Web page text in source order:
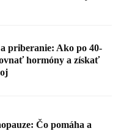
priberanie: Ako po 40-
hormóny a získať
Čo pomáha a